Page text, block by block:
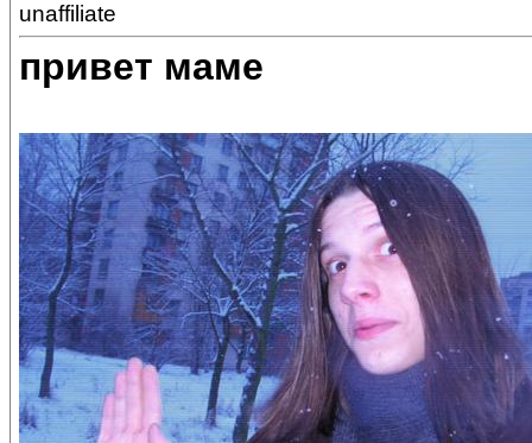
unaffiliate
привет маме